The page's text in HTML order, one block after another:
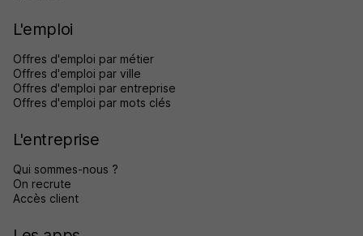
L'emploi
Offres d'emploi par métier
Offres d'emploi par ville
Offres d'emploi par entreprise
Offres d'emploi par mots clés
L'entreprise
Qui sommes-nous ?
On recrute
Accès client